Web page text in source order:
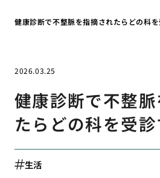
健康診断で不整脈を指摘されたらどの科
2026.03.25
健康診断で不整
たらどの科を受
生活